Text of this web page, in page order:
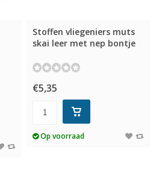
Stoffen vliegeniers muts
skai leer met nep bontje
€5,35
Op voorraad